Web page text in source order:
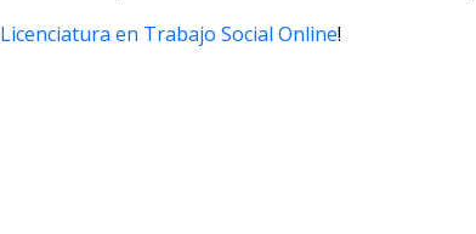
Licenciatura en Trabajo Social Online!